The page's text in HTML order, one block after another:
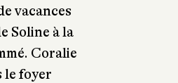
vacances
Soline à la
Coralie
le foyer